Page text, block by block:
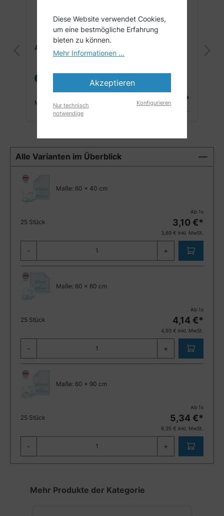
ARNOMED SUPERDRY PLUS | 30 Stück
Maße: 60 x 40 cm 4,05 €*
inkl. MwSt.
Alle Varianten im Überblick
Maße: 60 x 40 cm
25 Stück
Ab 1 x
3,10 €*
3,69 € inkl. MwSt.
- +
Maße: 60 x 60 cm
25 Stück
Ab 1 x
4,14 €*
4,93 € inkl. MwSt.
- +
Maße: 60 x 90 cm
25 Stück
Ab 1 x
5,34 €*
6,35 € inkl. MwSt.
- +
Produktgalerie überspringen
Mehr Produkte der Kategorie
Diese Website verwendet Cookies,
um eine bestmögliche Erfahrung
bieten zu können.
Mehr Informationen ...
Akzeptieren
Nur technisch
notwendige
Konfigurieren